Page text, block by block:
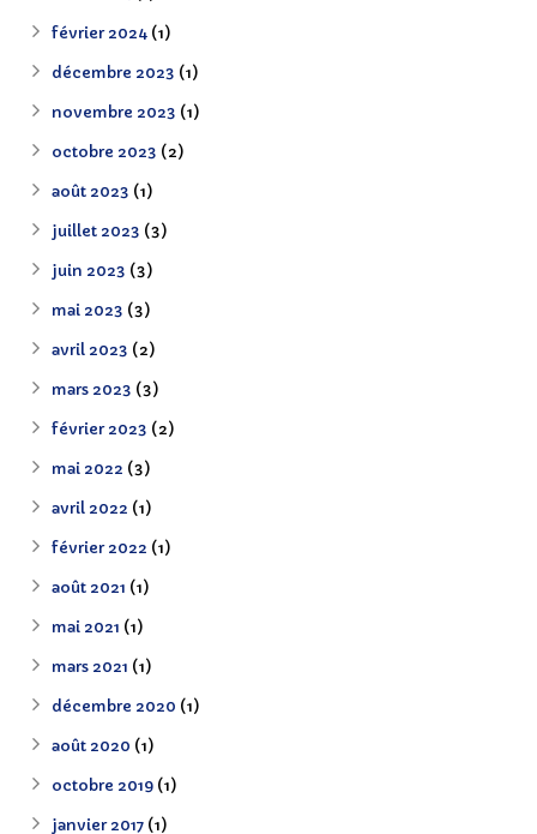
février 2024 (1)
décembre 2023 (1)
novembre 2023 (1)
octobre 2023 (2)
août 2023 (1)
juillet 2023 (3)
juin 2023 (3)
mai 2023 (3)
avril 2023 (2)
mars 2023 (3)
février 2023 (2)
mai 2022 (3)
avril 2022 (1)
février 2022 (1)
août 2021 (1)
mai 2021 (1)
mars 2021 (1)
décembre 2020 (1)
août 2020 (1)
octobre 2019 (1)
janvier 2017 (1)